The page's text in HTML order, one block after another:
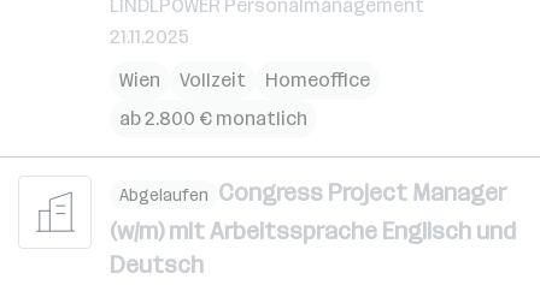
LINDLPOWER Personalmanagement
21.11.2025
Wien
Vollzeit
Homeoffice
ab 2.800 € monatlich
Abgelaufen Congress Project Manager
(w/m) mit Arbeitssprache Englisch und
Deutsch